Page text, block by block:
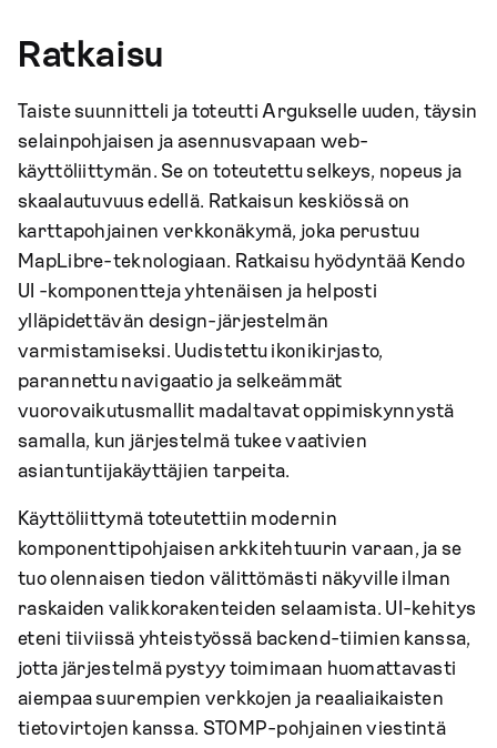
Ratkaisu
Taiste suunnitteli ja toteutti Argukselle uuden, täysin
selainpohjaisen ja asennusvapaan web-
käyttöliittymän. Se on toteutettu selkeys, nopeus ja
skaalautuvuus edellä. Ratkaisun keskiössä on
karttapohjainen verkkonäkymä, joka perustuu
MapLibre-teknologiaan. Ratkaisu hyödyntää Kendo
UI -komponentteja yhtenäisen ja helposti
ylläpidettävän design-järjestelmän
varmistamiseksi. Uudistettu ikonikirjasto,
parannettu navigaatio ja selkeämmät
vuorovaikutusmallit madaltavat oppimiskynnystä
samalla, kun järjestelmä tukee vaativien
asiantuntijakäyttäjien tarpeita.
Käyttöliittymä toteutettiin modernin
komponenttipohjaisen arkkitehtuurin varaan, ja se
tuo olennaisen tiedon välittömästi näkyville ilman
raskaiden valikkorakenteiden selaamista. UI-kehitys
eteni tiiviissä yhteistyössä backend-tiimien kanssa,
jotta järjestelmä pystyy toimimaan huomattavasti
aiempaa suurempien verkkojen ja reaaliaikaisten
tietovirtojen kanssa. STOMP-pohjainen viestintä